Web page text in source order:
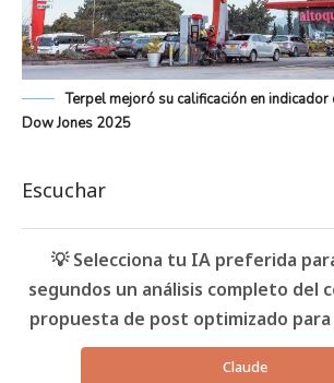
Terpel mejoró su calificación en
Dow Jones 2025
Escuchar
💡 Selecciona tu IA preferida
segundos un análisis completo del
propuesta de post optimizado para
Claude